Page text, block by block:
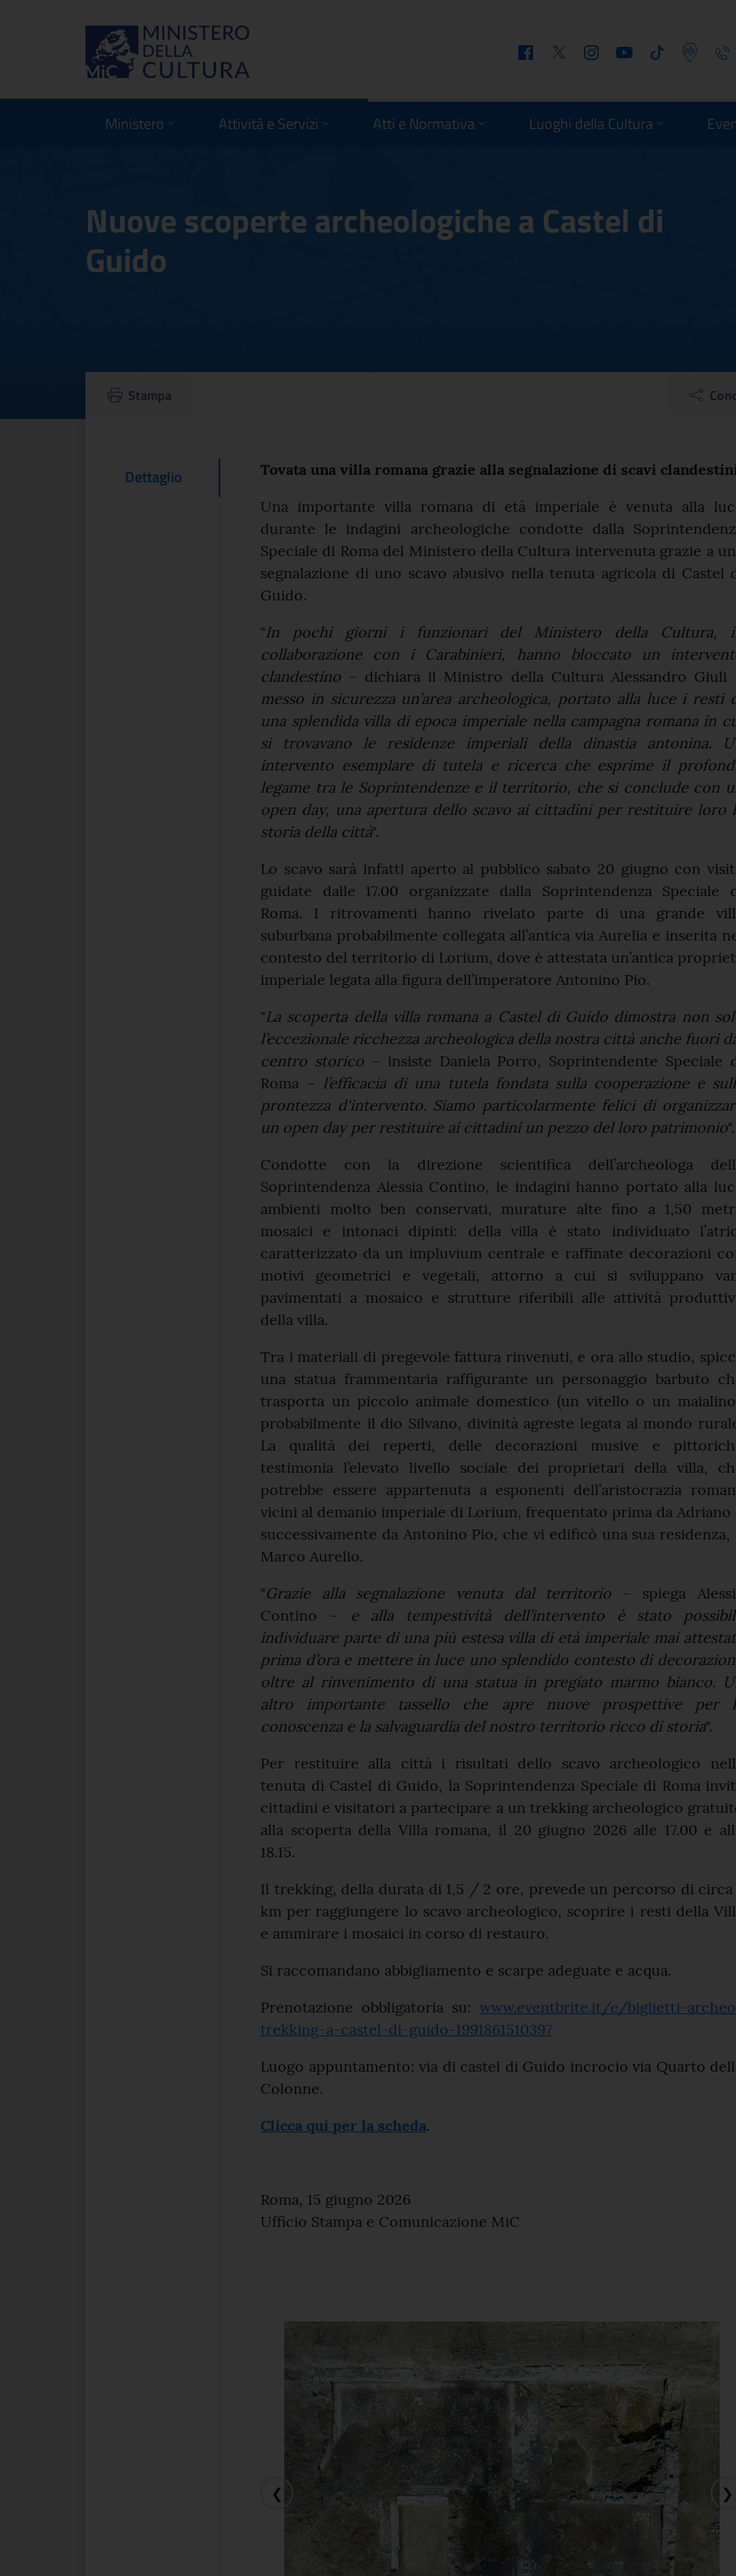
FacebookTwitter InstagramYoutube Tiktok Podcast Telefono
Ministero Attività e Servizi Atti e Normativa Luoghi della Cultura
Nuove scoperte archeologiche a Castel di
Guido
Nuove scoperte archeologiche a Castel di
Stampa
Contenuto Del
Dettaglio Testo del comunicato
Tovata una villa romana grazie alla segnalazione di scavi
Una importante villa romana di età imperiale è venuta alla
durante le indagini archeologiche condotte dalla
Speciale di Roma del Ministero della Cultura intervenuta grazie a
segnalazione di uno scavo abusivo nella tenuta agricola di Castel
Guido.
"In pochi giorni i funzionari del Ministero della Cultura,
collaborazione con i Carabinieri, hanno bloccato un
clandestino – dichiara il Ministro della Cultura Alessandro Giuli
messo in sicurezza un’area archeologica, portato alla luce i resti
una splendida villa di epoca imperiale nella campagna romana in
si trovavano le residenze imperiali della dinastia antonina.
intervento esemplare di tutela e ricerca che esprime il
legame tra le Soprintendenze e il territorio, che si conclude con
open day, una apertura dello scavo ai cittadini per restituire loro
storia della città".
Lo scavo sarà infatti aperto al pubblico sabato 20 giugno con
guidate dalle 17.00 organizzate dalla Soprintendenza Speciale
Roma. I ritrovamenti hanno rivelato parte di una grande
suburbana probabilmente collegata all’antica via Aurelia e inserita
contesto del territorio di Lorium, dove è attestata un’antica
imperiale legata alla figura dell’imperatore Antonino Pio.
"La scoperta della villa romana a Castel di Guido dimostra non
l’eccezionale ricchezza archeologica della nostra città anche fuori
centro storico– insiste Daniela Porro, Soprintendente Speciale
Roma – l’efficacia di una tutela fondata sulla cooperazione e
prontezza d'intervento. Siamo particolarmente felici di
un open day per restituire ai cittadini un pezzo del loro patrimonio".
Condotte con la direzione scientifica dell’archeologa
Soprintendenza Alessia Contino, le indagini hanno portato alla
ambienti molto ben conservati, murature alte fino a 1,50
mosaici e intonaci dipinti: della villa è stato individuato
caratterizzato da un impluvium centrale e raffinate decorazioni
motivi geometrici e vegetali, attorno a cui si sviluppano
pavimentati a mosaico e strutture riferibili alle attività
della villa.
Tra i materiali di pregevole fattura rinvenuti, e ora allo studio,
una statua frammentaria raffigurante un personaggio barbuto
trasporta un piccolo animale domestico (un vitello o un
probabilmente il dio Silvano, divinità agreste legata al mondo
La qualità dei reperti, delle decorazioni musive e
testimonia l’elevato livello sociale dei proprietari della villa,
potrebbe essere appartenuta a esponenti dell’aristocrazia
vicini al demanio imperiale di Lorium, frequentato prima da Adriano
successivamente da Antonino Pio, che vi edificò una sua residenza,
Marco Aurelio.
"Grazie alla segnalazione venuta dal territorio – spiega
Contino –
e alla tempestività dell’intervento è stato
individuare parte di una più estesa villa di età imperiale mai
prima d’ora e mettere in luce uno splendido contesto di
oltre al rinvenimento di una statua in pregiato marmo bianco.
altro importante tassello che apre nuove prospettive per
conoscenza e la salvaguardia del nostro territorio ricco di storia".
Per restituire alla città i risultati dello scavo archeologico
tenuta di Castel di Guido, la Soprintendenza Speciale di Roma
cittadini e visitatori a partecipare a un trekking archeologico
alla scoperta della Villa romana, il 20 giugno 2026 alle 17.00 e
18.15.
Il trekking, della durata di 1,5 / 2 ore, prevede un percorso di circa
km per raggiungere lo scavo archeologico, scoprire i resti della
e ammirare i mosaici in corso di restauro.
Si raccomandano abbigliamento e scarpe adeguate e acqua.
Prenotazione obbligatoria su: www.eventbrite.it/e/biglietti-
trekking-a-castel-di-guido-1991861510397
Luogo appuntamento: via di castel di Guido incrocio via Quarto
Colonne.
Clicca qui per la scheda.
Roma, 15 giugno 2026
Ufficio Stampa e Comunicazione MiC
❮ ❯